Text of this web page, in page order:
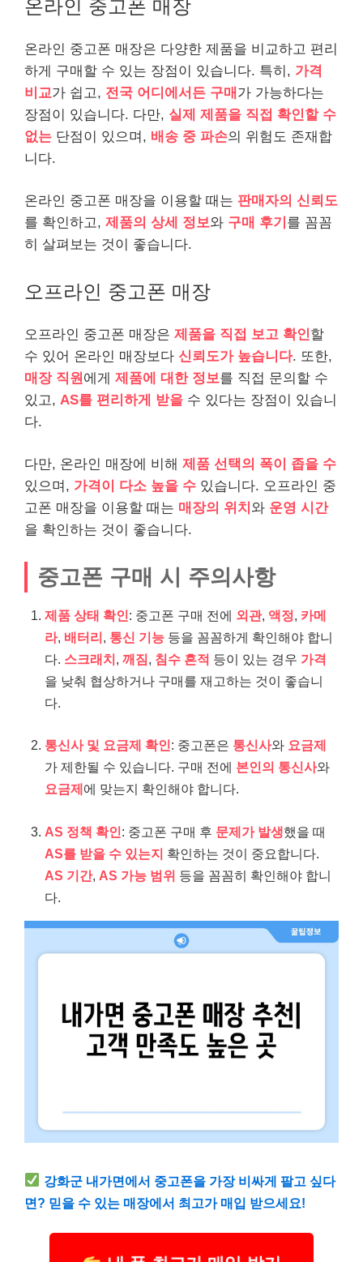
온라인 중고폰 매장
온라인 중고폰 매장은 다양한 제품을 비교하고 편리
하게 구매할 수 있는 장점이 있습니다. 특히, 가격
비교가 쉽고, 전국 어디에서든 구매 가 가능하다는
장점이 있습니다. 다만, 실제 제품을 직접 확인할 수
없는 단점이 있으며, 배송 중 파손의 위험도 존재합
니다.
온라인 중고폰 매장을 이용할 때는 판매자의 신뢰도
를 확인하고, 제품의 상세 정보와 구매 후기 를 꼼꼼
히 살펴보는 것이 좋습니다.
오프라인 중고폰 매장
오프라인 중고폰 매장은 제품을 직접 보고 확인할
수 있어 온라인 매장보다 신뢰도가 높습니다. 또한,
매장 직원에게 제품에 대한 정보를 직접 문의할 수
있고, AS를 편리하게 받을 수 있다는 장점이 있습니
다.
다만, 온라인 매장에 비해 제품 선택의 폭이 좁을 수
있으며, 가격이 다소 높을 수 있습니다. 오프라인 중
고폰 매장을 이용할 때는 매장의 위치 와 운영 시간
을 확인하는 것이 좋습니다.
중고폰 구매 시 주의사항
제품 상태 확인: 중고폰 구매 전에 외관, 액정, 카메
라, 배터리, 통신 기능 등을 꼼꼼하게 확인해야 합니
다. 스크래치, 깨짐, 침수 흔적 등이 있는 경우 가격
을 낮춰 협상하거나 구매를 재고하는 것이 좋습니
다.
통신사 및 요금제 확인: 중고폰은 통신사와 요금제
가 제한될 수 있습니다. 구매 전에 본인의 통신사와
요금제 에 맞는지 확인해야 합니다.
AS 정책 확인: 중고폰 구매 후 문제가 발생했을 때
AS를 받을 수 있는지 확인하는 것이 중요합니다.
AS 기간, AS 가능 범위 등을 꼼꼼히 확인해야 합니
다.
강화군 내가면에서 중고폰을 가장 비싸게 팔고 싶다
면? 믿을 수 있는 매장에서 최고가 매입 받으세요!